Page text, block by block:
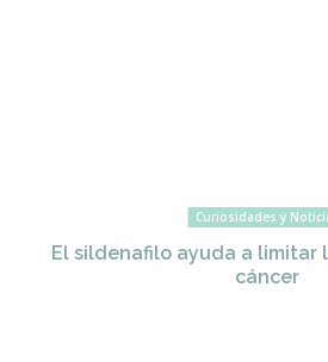
Curiosidades y
El sildenafilo ayuda a limitar
cáncer